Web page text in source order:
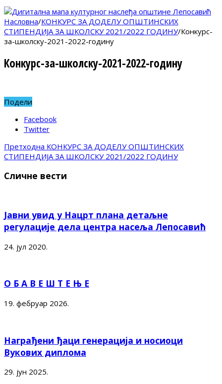
Насловна/КОНКУРС ЗА ДОДЕЛУ ОПШТИНСКИХ
СТИПЕНДИЈА ЗА ШКОЛСКУ 2021/2022 ГОДИНУ/Конкурс-
за-школску-2021-2022-годину
Конкурс-за-школску-2021-2022-годину
Подели
Facebook
Twitter
Претходна КОНКУРС ЗА ДОДЕЛУ ОПШТИНСКИХ
СТИПЕНДИЈА ЗА ШКОЛСКУ 2021/2022 ГОДИНУ
Сличне вести
Јавни увид у Нацрт плана детаљне
регулације дела центра насеља Лепосавић
24. јул 2020.
О Б А В Е Ш Т Е Њ Е
19. фебруар 2026.
Награђени ђаци генерација и носиоци
Вукових диплома
29. јун 2025.